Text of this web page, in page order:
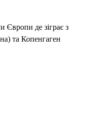
Європи де зіграє з
та Копенгаген